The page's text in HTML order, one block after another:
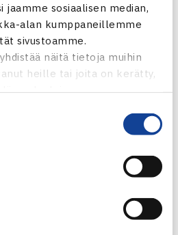
jaamme sosiaalisen median,
alan kumppaneillemme
sivustoamme.
näitä tietoja muihin
heille tai joita on kerätty,
palvelujaan.